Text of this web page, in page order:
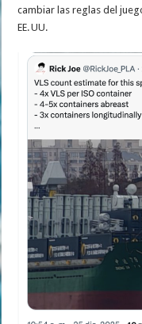
cambiar las reglas del
EE. UU.